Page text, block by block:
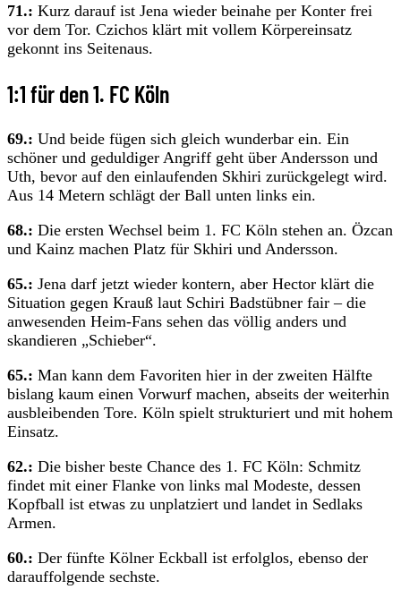
71.: Kurz darauf ist Jena wieder beinahe per Konter frei
vor dem Tor. Czichos klärt mit vollem Körpereinsatz
gekonnt ins Seitenaus.
1:1 für den 1. FC Köln
69.: Und beide fügen sich gleich wunderbar ein. Ein
schöner und geduldiger Angriff geht über Andersson und
Uth, bevor auf den einlaufenden Skhiri zurückgelegt wird.
Aus 14 Metern schlägt der Ball unten links ein.
68.: Die ersten Wechsel beim 1. FC Köln stehen an. Özcan
und Kainz machen Platz für Skhiri und Andersson.
65.: Jena darf jetzt wieder kontern, aber Hector klärt die
Situation gegen Krauß laut Schiri Badstübner fair – die
anwesenden Heim-Fans sehen das völlig anders und
skandieren „Schieber“.
65.: Man kann dem Favoriten hier in der zweiten Hälfte
bislang kaum einen Vorwurf machen, abseits der weiterhin
ausbleibenden Tore. Köln spielt strukturiert und mit hohem
Einsatz.
62.: Die bisher beste Chance des 1. FC Köln: Schmitz
findet mit einer Flanke von links mal Modeste, dessen
Kopfball ist etwas zu unplatziert und landet in Sedlaks
Armen.
60.: Der fünfte Kölner Eckball ist erfolglos, ebenso der
darauffolgende sechste.